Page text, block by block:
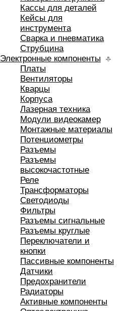
Кассы для деталей
Кейсы для
инструмента
Сварка и пневматика
Струбцина
Электронные компоненты
Платы
Вентиляторы
Кварцы
Корпуса
Лазерная техника
Модули видеокамер
Монтажные материалы
Потенциометры
Разъемы
Разъемы
высокочастотные
Реле
Трансформаторы
Светодиоды
Фильтры
Разъемы сигнальные
Разъемы круглые
Переключатели и
кнопки
Пассивные компоненты
Датчики
Предохранители
Радиаторы
Активные компоненты